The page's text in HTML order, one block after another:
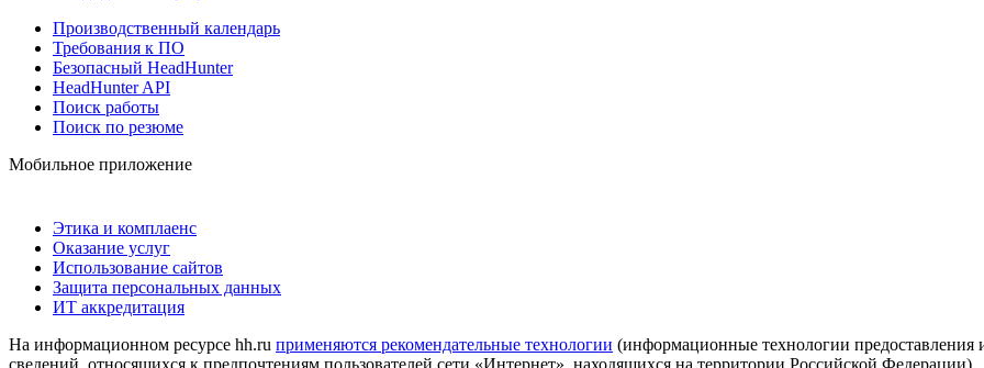
Производственный календарь
Требования к ПО
Безопасный HeadHunter
HeadHunter API
Поиск работы
Поиск по резюме
Мобильное приложение
Этика и комплаенс
Оказание услуг
Использование сайтов
Защита персональных данных
ИТ аккредитация
На информационном ресурсе hh.ru применяются рекомендательные технологии (информационные технологии предоставления